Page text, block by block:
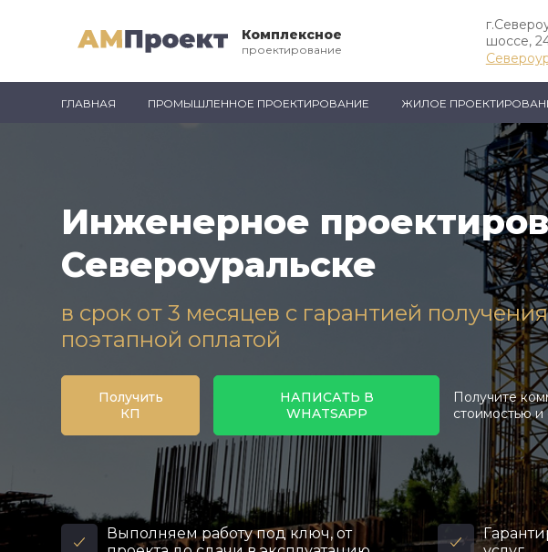
Комплексное
проектирование
шоссе,
ГЛАВНАЯ ПРОМЫШЛЕННОЕ ПРОЕКТИРОВАНИЕ ЖИЛОЕ
Инженерное
Североуральске
в срок от 3 месяцев с гарантией
поэтапной оплатой
Получить
КП
НАПИСАТЬ В
WHATSAPP
Получите
стоимостью
Выполняем работу под ключ, от